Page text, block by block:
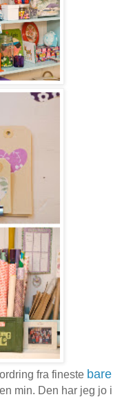
fra fineste bare
min. Den har jeg jo i